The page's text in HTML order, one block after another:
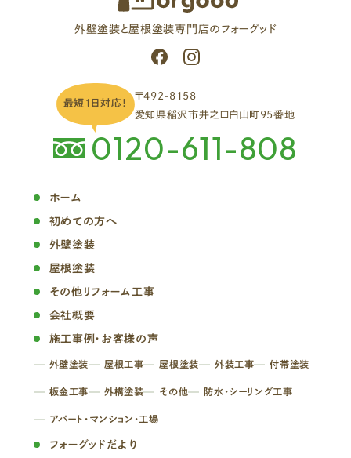
外壁塗装と屋根塗装専門店のフォーグッド
最短1日対応！
〒492-8158
愛知県稲沢市井之口白山町95番地
0120-611-808
ホーム
初めての方へ
外壁塗装
屋根塗装
その他リフォーム工事
会社概要
施工事例・お客様の声
外壁塗装 屋根工事 屋根塗装 外装工事 付帯塗装
板金工事 外構塗装 その他 防水・シーリング工事
アパート・マンション・工場
フォーグッドだより